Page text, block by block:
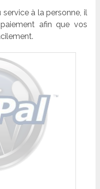
à la personne, il
afin que vos